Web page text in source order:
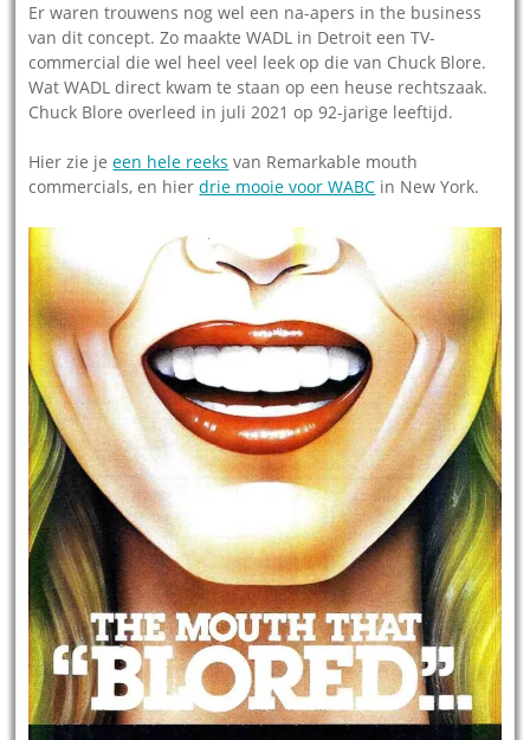
Er waren trouwens nog wel een na-apers in the business
van dit concept. Zo maakte WADL in Detroit een TV-
commercial die wel heel veel leek op die van Chuck Blore.
Wat WADL direct kwam te staan op een heuse rechtszaak.
Chuck Blore overleed in juli 2021 op 92-jarige leeftijd.
Hier zie jeeen hele reeks van Remarkable mouth
commercials, en hierdrie mooie voor WABC in New York.